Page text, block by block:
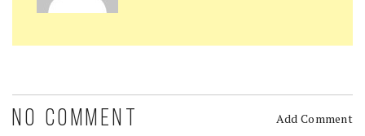
NO COMMENT Add Comment